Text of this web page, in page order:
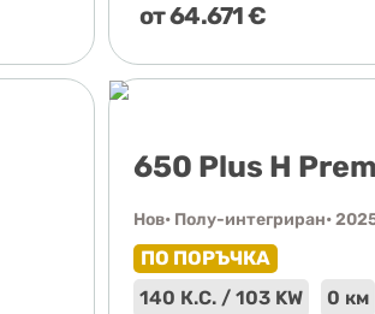
от64.671€
650 Plus H
Нов• Полу-интегриран•
ПО ПОРЪЧКА
140 К.С. / 103 KW
0 км